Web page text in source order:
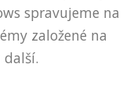
spravujeme na
založené na